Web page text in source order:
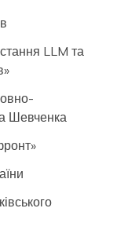
LLM та
Шевченка